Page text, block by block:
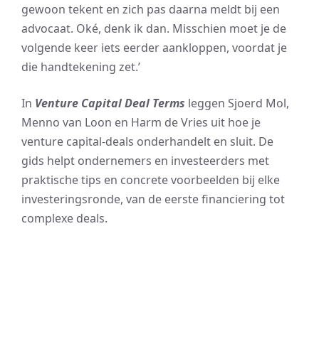
gewoon tekent en zich pas daarna meldt bij een
advocaat. Oké, denk ik dan. Misschien moet je de
volgende keer iets eerder aankloppen, voordat je
die handtekening zet.’
In Venture Capital Deal Terms leggen Sjoerd Mol,
Menno van Loon en Harm de Vries uit hoe je
venture capital-deals onderhandelt en sluit. De
gids helpt ondernemers en investeerders met
praktische tips en concrete voorbeelden bij elke
investeringsronde, van de eerste financiering tot
complexe deals.